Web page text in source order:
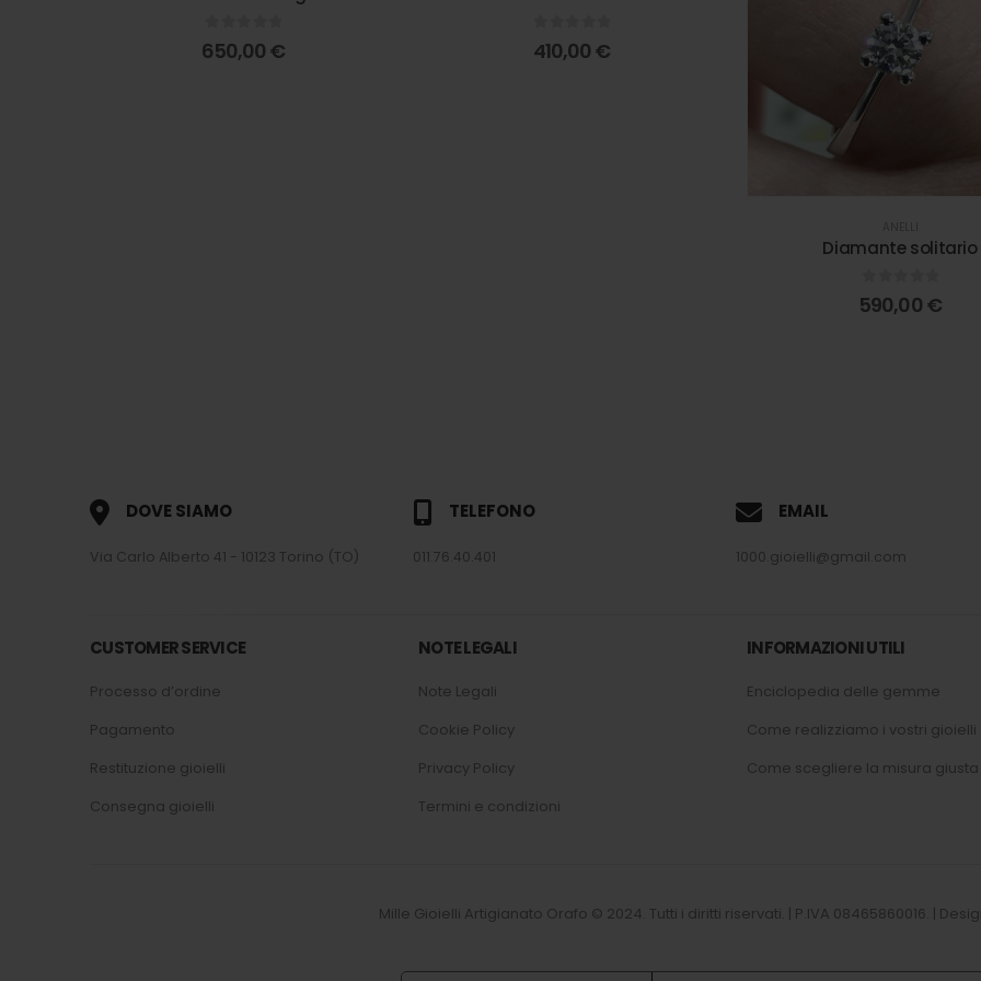
0 out of 5
650,00 € out of 5
410,00 €
Diamante solitario
0 out of 5
590,00 €
DOVE SIAMO
Via Carlo Alberto 41 - 10123 Torino (TO)
TELEFONO
011.76.40.401
EMAIL
1000.gioielli@gmail.com
CUSTOMER SERVICE
Processo d’ordine
Pagamento
Restituzione gioielli
Consegna gioielli
NOTE LEGALI
Note Legali
Cookie Policy
Privacy Policy
Termini e condizioni
INFORMAZIONI UTILI
Enciclopedia delle gemme
Come realizziamo i vostri gioielli
Come scegliere la misura giusta
Mille Gioielli Artigianato Orafo © 2024. Tutti i diritti riservati. | P.IVA 08465860016. |